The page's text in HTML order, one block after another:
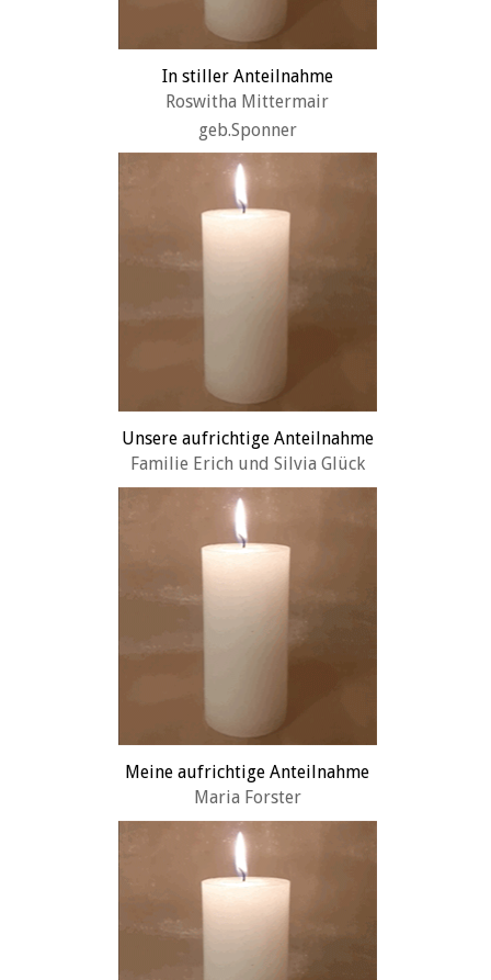
In stiller Anteilnahme
Roswitha Mittermair
geb.Sponner
Unsere aufrichtige Anteilnahme
Familie Erich und Silvia Glück
Meine aufrichtige Anteilnahme
Maria Forster